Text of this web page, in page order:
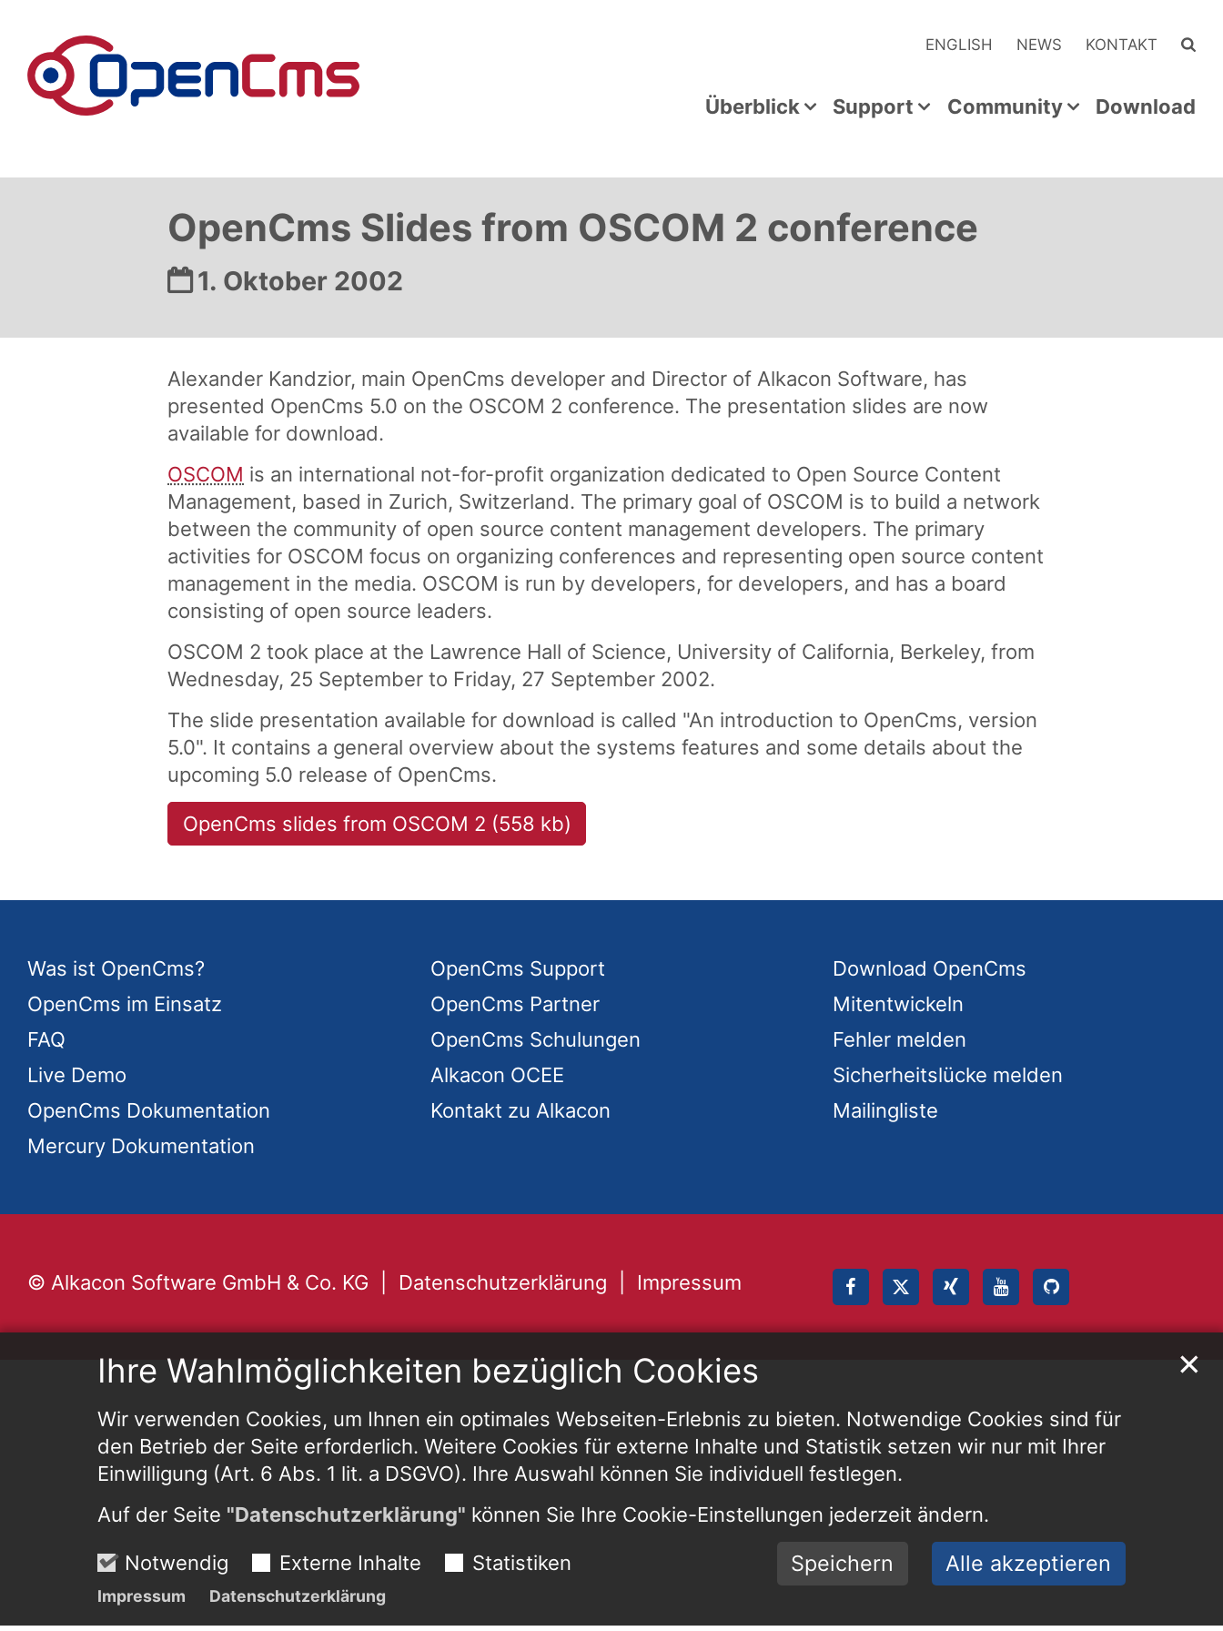
Ihre Wahlmöglichkeiten bezüglich Cookies
Wir verwenden Cookies, um Ihnen ein optimales Webseiten-Erlebnis zu bieten. Notwendige Cookies sind für
den Betrieb der Seite erforderlich. Weitere Cookies für externe Inhalte und Statistik setzen wir nur mit Ihrer
Einwilligung (Art. 6 Abs. 1 lit. a DSGVO). Ihre Auswahl können Sie individuell festlegen.
Auf der Seite "Datenschutzerklärung" können Sie Ihre Cookie-Einstellungen jederzeit ändern.
Notwendig Externe Inhalte Statistiken Speichern Alle akzeptieren
✕
Impressum Datenschutzerklärung
ENGLISH NEWS KONTAKT
Überblick Support Community Download
OpenCms Slides from OSCOM 2 conference
Datum:
1. Oktober 2002
Alexander Kandzior, main OpenCms developer and Director of Alkacon Software, has
presented OpenCms 5.0 on the OSCOM 2 conference. The presentation slides are now
available for download.
OSCOM is an international not-for-profit organization dedicated to Open Source Content
Management, based in Zurich, Switzerland. The primary goal of OSCOM is to build a network
between the community of open source content management developers. The primary
activities for OSCOM focus on organizing conferences and representing open source content
management in the media. OSCOM is run by developers, for developers, and has a board
consisting of open source leaders.
OSCOM 2 took place at the Lawrence Hall of Science, University of California, Berkeley, from
Wednesday, 25 September to Friday, 27 September 2002.
The slide presentation available for download is called "An introduction to OpenCms, version
5.0". It contains a general overview about the systems features and some details about the
upcoming 5.0 release of OpenCms.
OpenCms slides from OSCOM 2 (558 kb)
Was ist OpenCms?
OpenCms im Einsatz
FAQ
Live Demo
OpenCms Dokumentation
Mercury Dokumentation
OpenCms Support
OpenCms Partner
OpenCms Schulungen
Alkacon OCEE
Kontakt zu Alkacon
Download OpenCms
Mitentwickeln
Fehler melden
Sicherheitslücke melden
Mailingliste
© Alkacon Software GmbH & Co. KG Datenschutzerklärung Impressum